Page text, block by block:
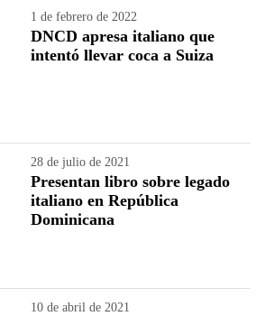
1 de febrero de 2022
DNCD apresa italiano que
intentó llevar coca a Suiza
28 de julio de 2021
Presentan libro sobre legado
italiano en República
Dominicana
10 de abril de 2021